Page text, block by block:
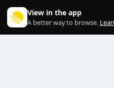
View in the app
A better way to browse.